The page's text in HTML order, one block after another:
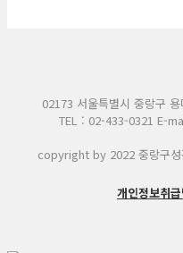
02173 서울특별시 중랑구
TEL : 02-433-0321 E-
copyright by 2022 중랑구
개인정보취급